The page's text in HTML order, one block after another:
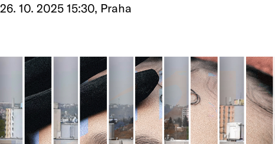
26. 10. 2025 15:30, Praha